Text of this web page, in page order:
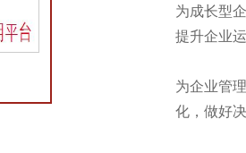
为成长型
提升企业
为企业管
化，做好